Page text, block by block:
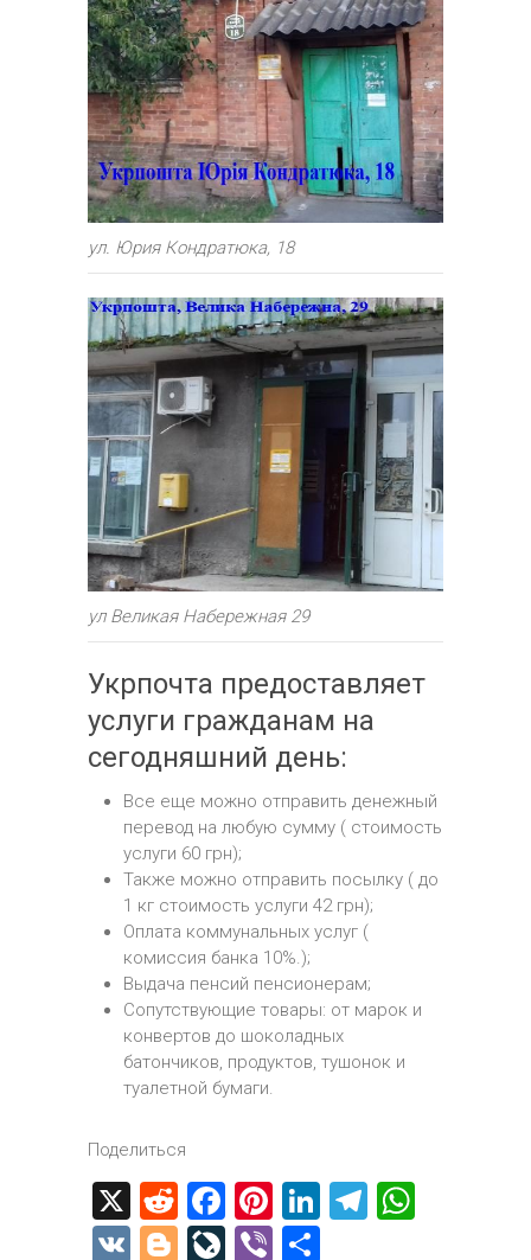
ул. Юрия Кондратюка, 18
ул Великая Набережная 29
Укрпочта предоставляет
услуги гражданам на
сегодняшний день:
Все еще можно отправить денежный
перевод на любую сумму ( стоимость
услуги 60 грн);
Также можно отправить посылку ( до
1 кг стоимость услуги 42 грн);
Оплата коммунальных услуг (
комиссия банка 10%.);
Выдача пенсий пенсионерам;
Сопутствующие товары: от марок и
конвертов до шоколадных
батончиков, продуктов, тушонок и
туалетной бумаги.
Поделиться
X
R
e
F
a
Pi
nt
Li
T
V
Bl Li
Vi